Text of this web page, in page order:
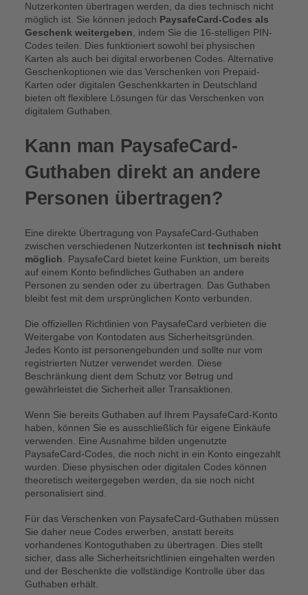
Nutzerkonten übertragen werden, da dies technisch nicht
möglich ist. Sie können jedoch PaysafeCard-Codes als
Geschenk weitergeben , indem Sie die 16-stelligen PIN-
Codes teilen. Dies funktioniert sowohl bei physischen
Karten als auch bei digital erworbenen Codes. Alternative
Geschenkoptionen wie das Verschenken von Prepaid-
Karten oder digitalen Geschenkkarten in Deutschland
bieten oft flexiblere Lösungen für das Verschenken von
digitalem Guthaben.
Kann man PaysafeCard-
Guthaben direkt an andere
Personen übertragen?
Eine direkte Übertragung von PaysafeCard-Guthaben
zwischen verschiedenen Nutzerkonten ist technisch nicht
möglich . PaysafeCard bietet keine Funktion, um bereits
auf einem Konto befindliches Guthaben an andere
Personen zu senden oder zu übertragen. Das Guthaben
bleibt fest mit dem ursprünglichen Konto verbunden.
Die offiziellen Richtlinien von PaysafeCard verbieten die
Weitergabe von Kontodaten aus Sicherheitsgründen.
Jedes Konto ist personengebunden und sollte nur vom
registrierten Nutzer verwendet werden. Diese
Beschränkung dient dem Schutz vor Betrug und
gewährleistet die Sicherheit aller Transaktionen.
Wenn Sie bereits Guthaben auf Ihrem PaysafeCard-Konto
haben, können Sie es ausschließlich für eigene Einkäufe
verwenden. Eine Ausnahme bilden ungenutzte
PaysafeCard-Codes, die noch nicht in ein Konto eingezahlt
wurden. Diese physischen oder digitalen Codes können
theoretisch weitergegeben werden, da sie noch nicht
personalisiert sind.
Für das Verschenken von PaysafeCard-Guthaben müssen
Sie daher neue Codes erwerben, anstatt bereits
vorhandenes Kontoguthaben zu übertragen. Dies stellt
sicher, dass alle Sicherheitsrichtlinien eingehalten werden
und der Beschenkte die vollständige Kontrolle über das
Guthaben erhält.